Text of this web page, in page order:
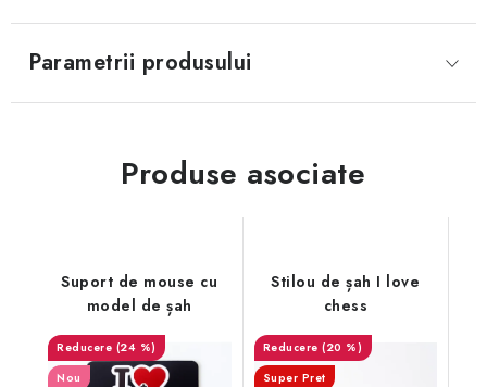
Parametrii produsului
Produse asociate
Suport de mouse cu
model de șah
(24 %)
Nou
Stilou de șah I love
chess
(20 %)
Super Pret